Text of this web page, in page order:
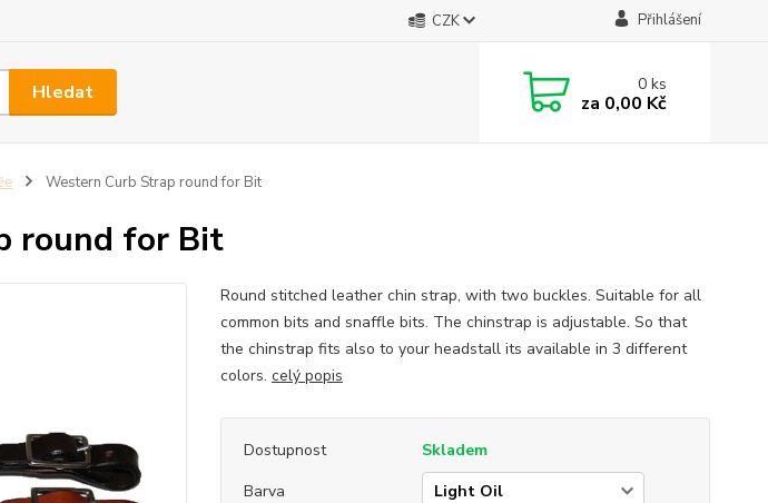
CZK Přihlášení
Hledat 0ks
za 0,00 Kč
Western Curb Strap round for Bit
round for Bit
Round stitched leather chin strap, with two buckles. Suitable for all
common bits and snaffle bits. The chinstrap is adjustable. So that
the chinstrap fits also to your headstall its available in 3 different
colors. celý popis
Dostupnost
Skladem
Barva